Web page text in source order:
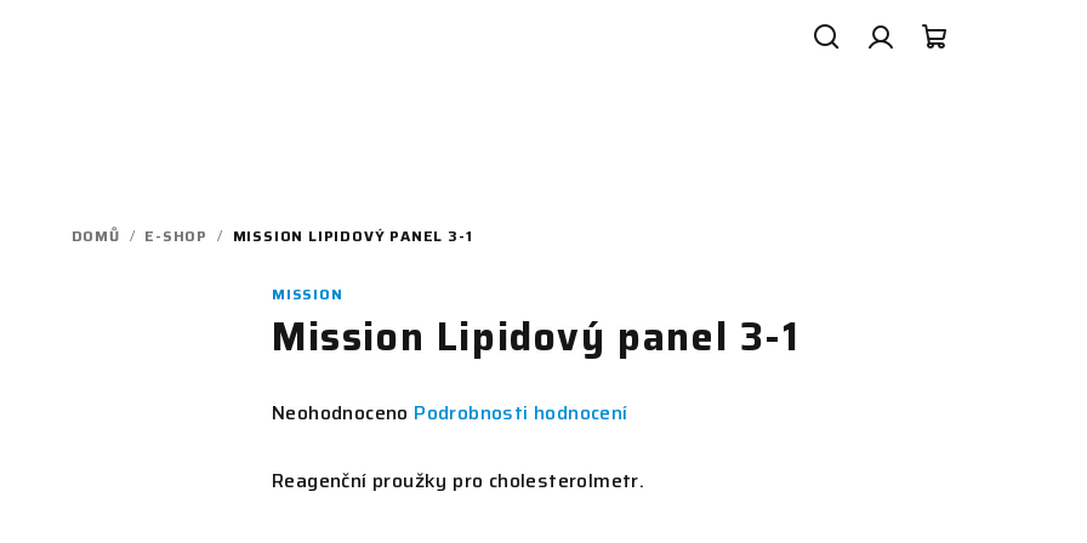
DOMŮ / E-SHOP / MISSION LIPIDOVÝ PANEL 3-1
MISSION
Mission Lipidový panel 3-1
Průměrné
produktu
Neohodnoceno Podrobnosti hodnocení
Reagenční proužky pro cholesterolmetr.